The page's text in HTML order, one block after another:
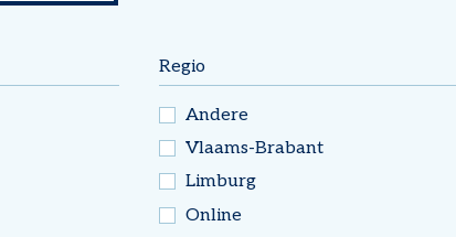
Regio
Andere
Vlaams-Brabant
Limburg
Online